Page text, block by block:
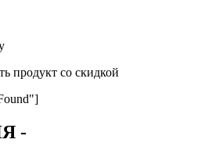
продукт со скидкой
-